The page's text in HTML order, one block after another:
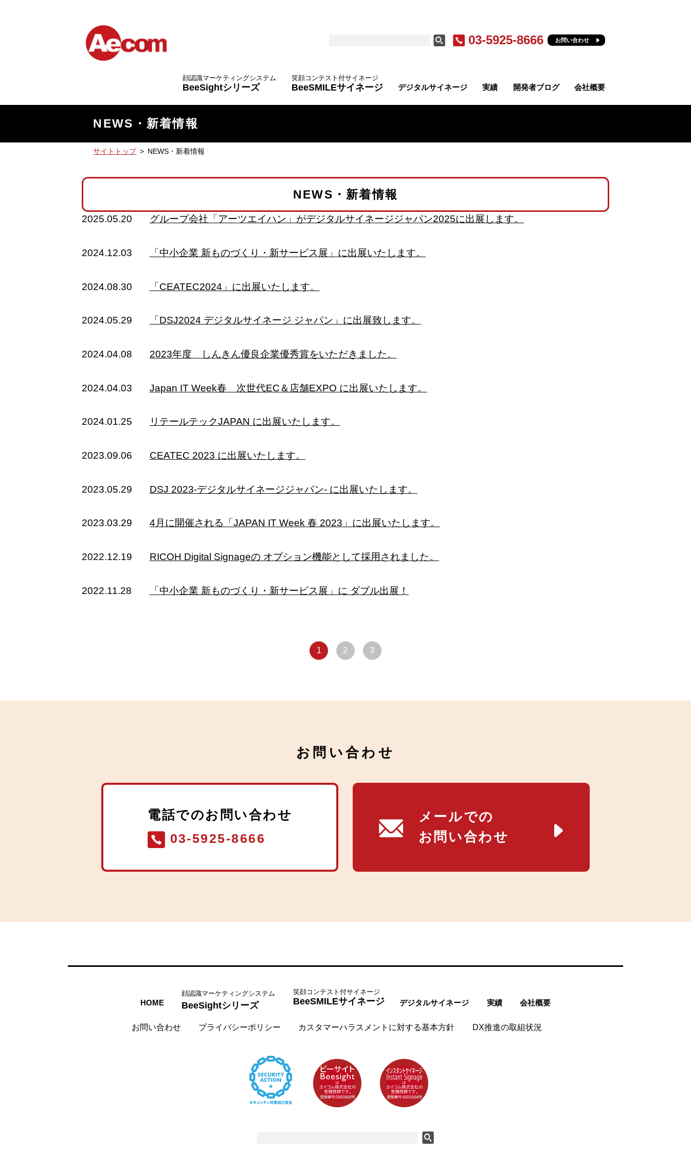
03-5925-8666 お問い合わせ
顔認識マーケティングシステム
BeeSightシリーズ
笑顔コンテスト付サイネージ
BeeSMILEサイネージ デジタルサイネージ 実績 開発者ブログ 会社概要
NEWS・新着情報
サイトトップ NEWS・新着情報
NEWS・新着情報
2025.05.20 グループ会社「アーツエイハン」がデジタルサイネージジャパン2025に出展します。
2024.12.03 「中小企業 新ものづくり・新サービス展」に出展いたします。
2024.08.30 「CEATEC2024」に出展いたします。
2024.05.29 「DSJ2024 デジタルサイネージ ジャパン」に出展致します。
2024.04.08 2023年度 しんきん優良企業優秀賞をいただきました。
2024.04.03 Japan IT Week春 次世代EC＆店舗EXPO に出展いたします。
2024.01.25 リテールテックJAPAN に出展いたします。
2023.09.06 CEATEC 2023 に出展いたします。
2023.05.29 DSJ 2023-デジタルサイネージジャパン- に出展いたします。
2023.03.29 4月に開催される「JAPAN IT Week 春 2023」に出展いたします。
2022.12.19 RICOH Digital Signageの オプション機能として採用されました。
2022.11.28 「中小企業 新ものづくり・新サービス展」に ダブル出展！
1 2 3
お問い合わせ
電話でのお問い合わせ
03-5925-8666
メールでの
お問い合わせ
HOME
顔認識マーケティングシステム
BeeSightシリーズ
笑顔コンテスト付サイネージ
BeeSMILEサイネージ デジタルサイネージ 実績 会社概要
お問い合わせ プライバシーポリシー カスタマーハラスメントに対する基本方針 DX推進の取組状況